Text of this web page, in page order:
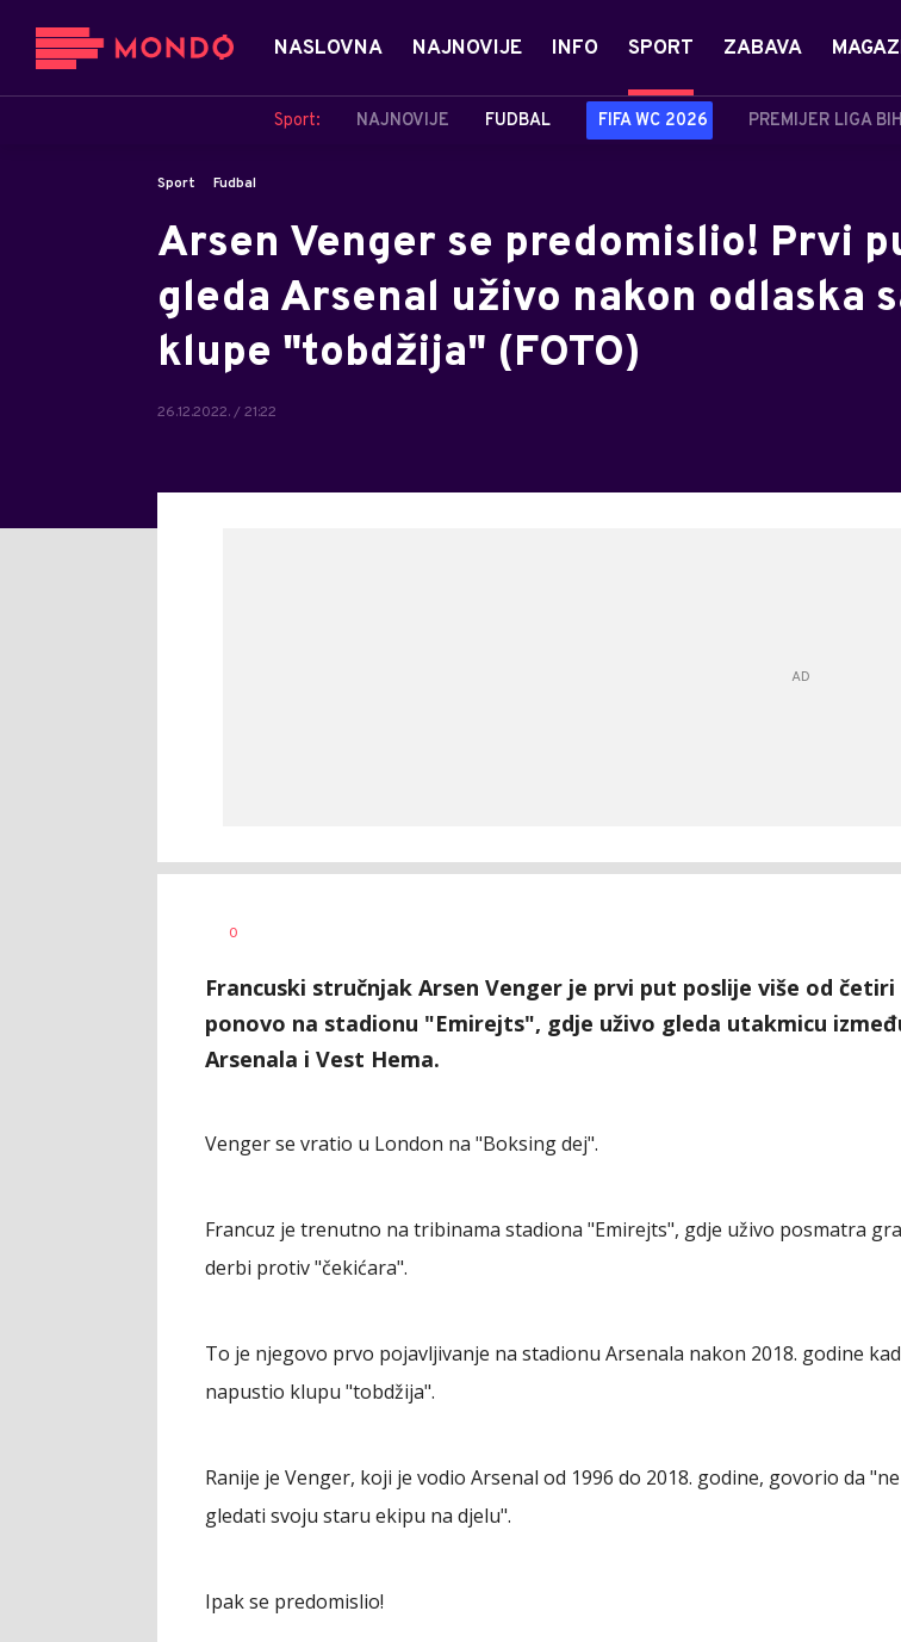
NASLOVNA NAJNOVIJE INFO SPORT
Sport: NAJNOVIJE FUDBAL FIFA WC 2026 PREMIJER LIGA BIH
ZABAVA
Sport Fudbal
Arsen Venger se predomislio! Prvi
gleda Arsenal uživo nakon odlaska
klupe "tobdžija" (FOTO)
26.12.2022. / 21:22
AUTOR
0
Francuski stručnjak Arsen Venger je prvi put poslije više od
ponovo na stadionu "Emirejts", gdje uživo gleda utakmicu
Arsenala i Vest Hema.
Venger se vratio u London na "Boksing dej".
Francuz je trenutno na tribinama stadiona "Emirejts", gdje uživo posmatra
derbi protiv "čekićara".
To je njegovo prvo pojavljivanje na stadionu Arsenala nakon 2018. godine
napustio klupu "tobdžija".
Ranije je Venger, koji je vodio Arsenal od 1996 do 2018. godine, govorio da
gledati svoju staru ekipu na djelu".
Ipak se predomislio!